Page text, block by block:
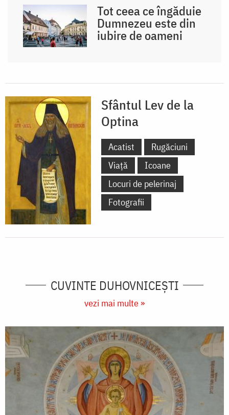
Tot ceea ce îngăduie
Dumnezeu este din
iubire de oameni
Sfântul Lev de la
Optina
Acatist
Rugăciuni
Viață
Icoane
Locuri de pelerinaj
Fotografii
CUVINTE DUHOVNICEȘTI
vezi mai multe »